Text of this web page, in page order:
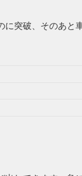
に突破、そのあと